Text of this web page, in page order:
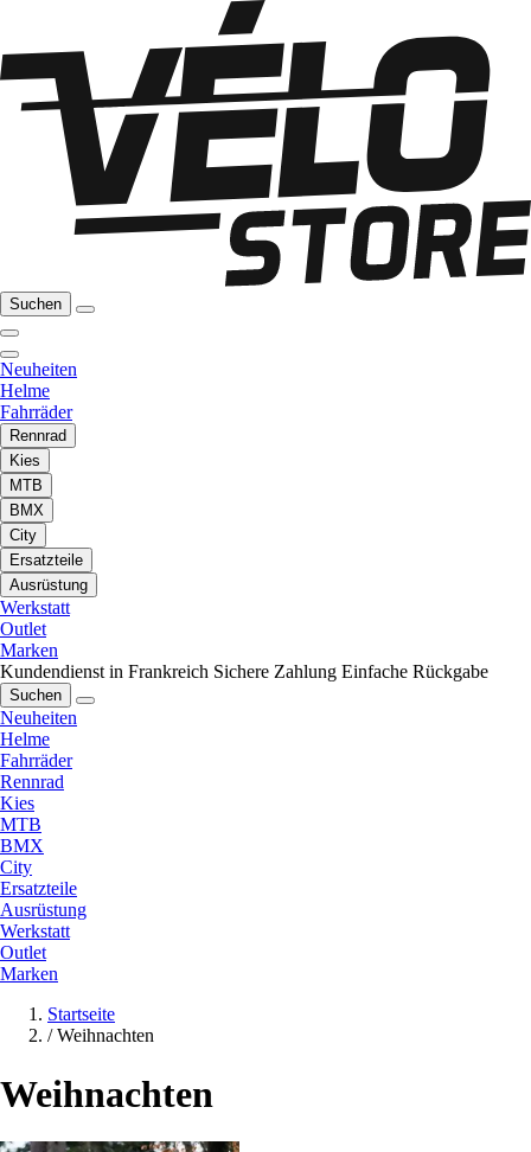
Suchen
Neuheiten
Helme
Fahrräder
Rennrad
Kies
MTB
BMX
City
Ersatzteile
Ausrüstung
Werkstatt
Outlet
Marken
Kundendienst in Frankreich Sichere Zahlung Einfache Rückgabe
Suchen
Neuheiten
Helme
Fahrräder
Rennrad
Kies
MTB
BMX
City
Ersatzteile
Ausrüstung
Werkstatt
Outlet
Marken
Startseite
/ Weihnachten
Weihnachten